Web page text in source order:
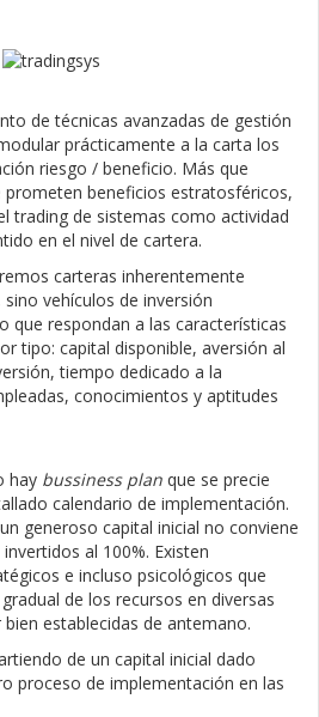
de técnicas avanzadas de gestión
prácticamente a la carta los
riesgo / beneficio. Más que
beneficios estratosféricos,
trading de sistemas como actividad
en el nivel de cartera.
carteras inherentemente
vehículos de inversión
que respondan a las características
tipo: capital disponible, aversión al
tiempo dedicado a la
conocimientos y aptitudes
hay bussiness plan que se precie
calendario de implementación.
generoso capital inicial no conviene
al 100%. Existen
e incluso psicológicos que
de los recursos en diversas
establecidas de antemano.
de un capital inicial dado
proceso de implementación en las